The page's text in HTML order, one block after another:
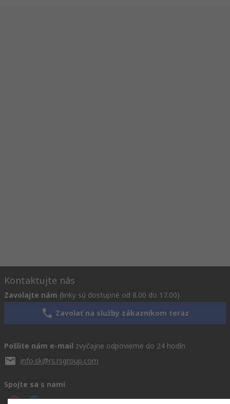
Kontaktujte nás
Zavolajte nám (linky sú dostupné od 8.00 do 17.00)
Zavolať na služby zákazníkom teraz
Pošlite nám e-mail zvyčajne odpovieme do 24 hodín
info.sk@rs.rsgroup.com
Spojte sa s nami